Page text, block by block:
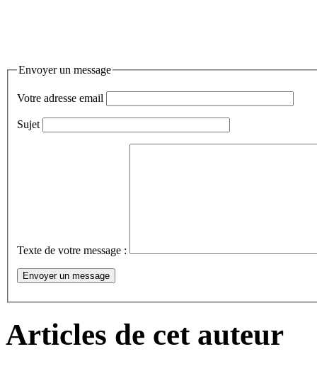
Envoyer un message
Votre adresse email
Sujet
Texte de votre message :
Articles de cet auteur